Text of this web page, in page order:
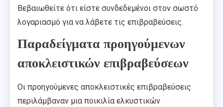
Βεβαιωθείτε ότι είστε συνδεδεμένοι στον σωστό
λογαριασμό για να λάβετε τις επιβραβεύσεις.
Παραδείγματα προηγούμενων
αποκλειστικών επιβραβεύσεων
Οι προηγούμενες αποκλειστικές επιβραβεύσεις
περιλάμβαναν μια ποικιλία ελκυστικών